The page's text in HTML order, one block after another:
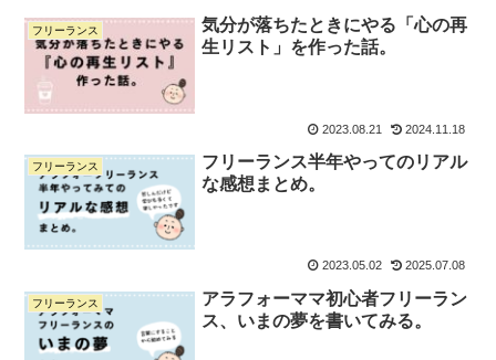
フリーランス
気分が落ちたときにやる「心の再
生リスト」を作った話。
2023.08.21 2024.11.18
フリーランス
フリーランス半年やってのリアル
な感想まとめ。
2023.05.02 2025.07.08
フリーランス
アラフォーママ初心者フリーラン
ス、いまの夢を書いてみる。